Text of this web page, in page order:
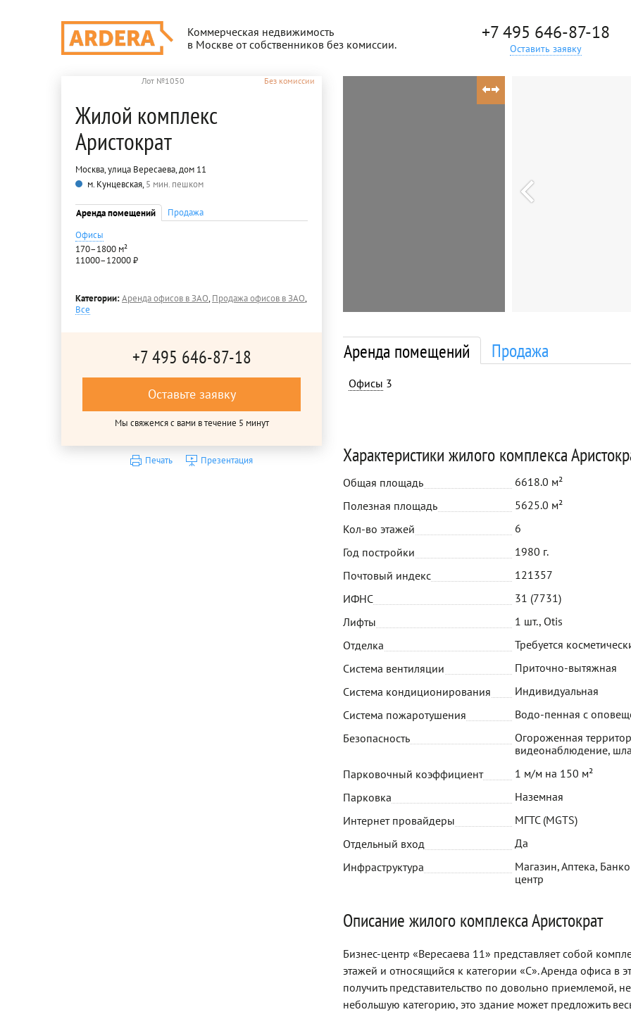
Коммерческая недвижимость
в Москве от собственников без комиссии.
+7 495 646-87-18
Оставить заявку
Лот №1050 Без комиссии
Жилой комплекс
Аристократ
Москва, улица Вересаева, дом 11
м. Кунцевская,5 мин. пешком
Аренда помещений
Продажа
Офисы
170–1800 м²
11000–12000 ₽
Категории:Аренда офисов в ЗАО,Продажа офисов в ЗАО,
Все
+7 495 646-87-18
Оставьте заявку
Мы свяжемся с вами в течение 5 минут
Печать Презентация
Аренда помещений Продажа
Офисы 3
Характеристики жилого комплекса
Общая площадь
6618.0 м²
Полезная площадь
5625.0 м²
Кол-во этажей
6
Год постройки
1980 г.
Почтовый индекс
121357
ИФНС
31 (7731)
Лифты
1 шт., Otis
Отделка
Требуется
Система вентиляции
Приточно-вытяжная
Система кондиционирования
Индивидуальная
Система пожаротушения
Водо-пенная с
Безопасность
Огороженная
видеонаблюдение,
Парковочный коэффициент
1 м/м на 150 м²
Парковка
Наземная
Интернет провайдеры
МГТС (MGTS)
Отдельный вход
Да
Инфраструктура
Магазин, Аптека,
центр
Описание жилого комплекса Аристократ
Бизнес-центр «Вересаева 11» представляет собой
этажей и относящийся к категории «С». Аренда офиса в
получить представительство по довольно приемлемой,
небольшую категорию, это здание может предложить